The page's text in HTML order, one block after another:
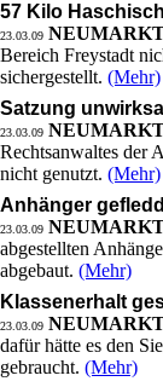
57 Kilo
23.03.09
Bereich Freystadt
sichergestellt. (Mehr)
Satzung
23.03.09
Rechtsanwaltes der
nicht genutzt. (Mehr)
Anhänger
23.03.09
abgestellten
abgebaut. (Mehr)
Klassenerhalt
23.03.09
dafür hätte es den
gebraucht. (Mehr)